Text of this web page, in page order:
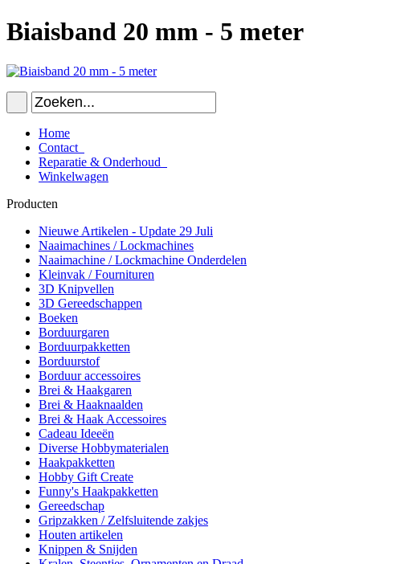
Biaisband 20 mm - 5 meter
Home
Contact
Reparatie & Onderhoud
Winkelwagen
Producten
Nieuwe Artikelen - Update 29 Juli
Naaimachines / Lockmachines
Naaimachine / Lockmachine Onderdelen
Kleinvak / Fournituren
3D Knipvellen
3D Gereedschappen
Boeken
Borduurgaren
Borduurpakketten
Borduurstof
Borduur accessoires
Brei & Haakgaren
Brei & Haaknaalden
Brei & Haak Accessoires
Cadeau Ideeën
Diverse Hobbymaterialen
Haakpakketten
Hobby Gift Create
Funny's Haakpakketten
Gereedschap
Gripzakken / Zelfsluitende zakjes
Houten artikelen
Knippen & Snijden